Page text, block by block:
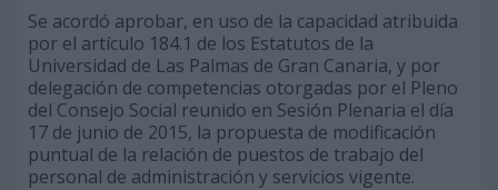
Se acordó aprobar, en uso de la capacidad atribuida
por el artículo 184.1 de los Estatutos de la
Universidad de Las Palmas de Gran Canaria, y por
delegación de competencias otorgadas por el Pleno
del Consejo Social reunido en Sesión Plenaria el día
17 de junio de 2015, la propuesta de modificación
puntual de la relación de puestos de trabajo del
personal de administración y servicios vigente.